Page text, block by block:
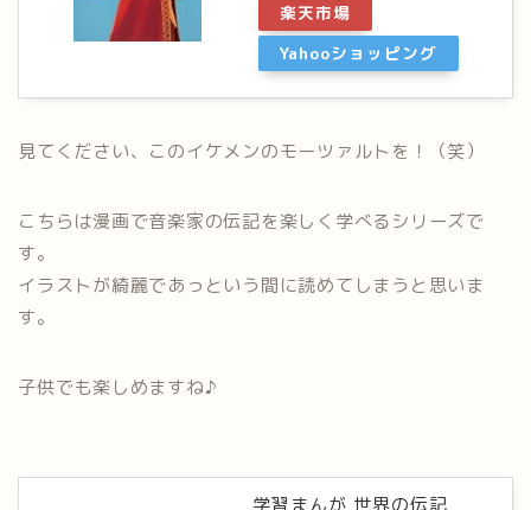
楽天市場
Yahooショッピング
見てください、このイケメンのモーツァルト を！（笑）
こちらは漫画で音楽家の伝記を楽しく学べるシリーズで
す。
イラストが綺麗であっという間に読めてしまうと思いま
す。
子供でも楽しめますね♪
学習まんが 世界の伝記